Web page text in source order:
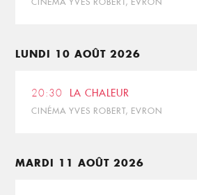
LUNDI 10 AOÛT 2026
20:30 LA CHALEUR
CINÉMA YVES ROBERT, EVRON
MARDI 11 AOÛT 2026